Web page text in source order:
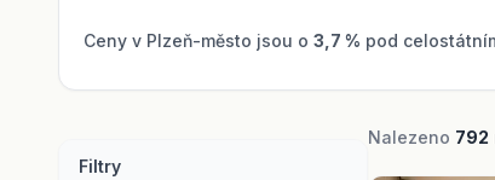
Ceny v Plzeň-město jsou o 3,7 % pod
Filtry
Nalezeno 792